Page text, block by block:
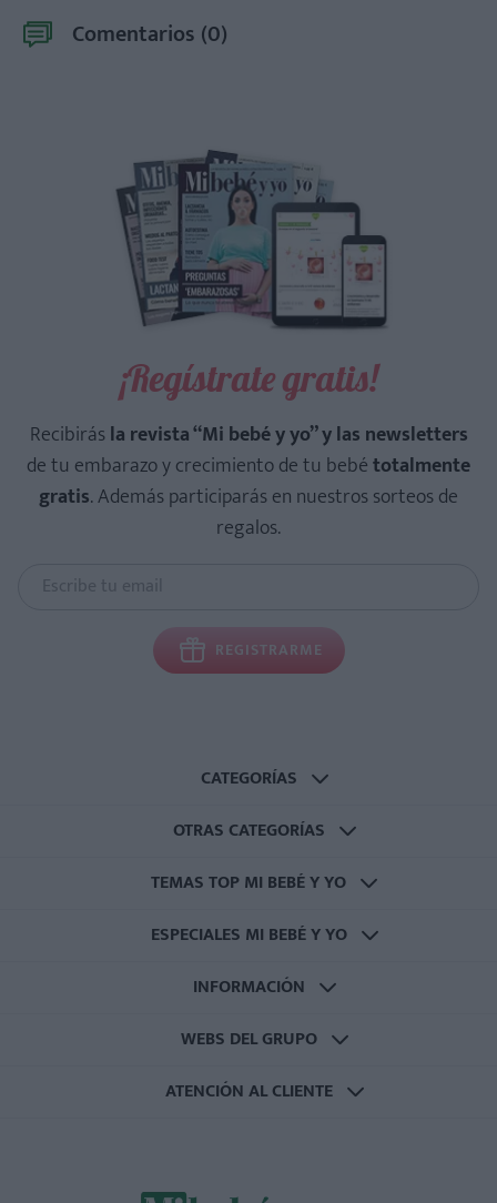
Comentarios (0)
¡Regístrate gratis!
Recibirásla revista “Mi bebé y yo” y las newsletters
de tu embarazo y crecimiento de tu bebétotalmente
gratis. Además participarás en nuestros sorteos de
regalos.
REGISTRARME
CATEGORÍAS
OTRAS CATEGORÍAS
TEMAS TOP MI BEBÉ Y YO
ESPECIALES MI BEBÉ Y YO
INFORMACIÓN
WEBS DEL GRUPO
ATENCIÓN AL CLIENTE